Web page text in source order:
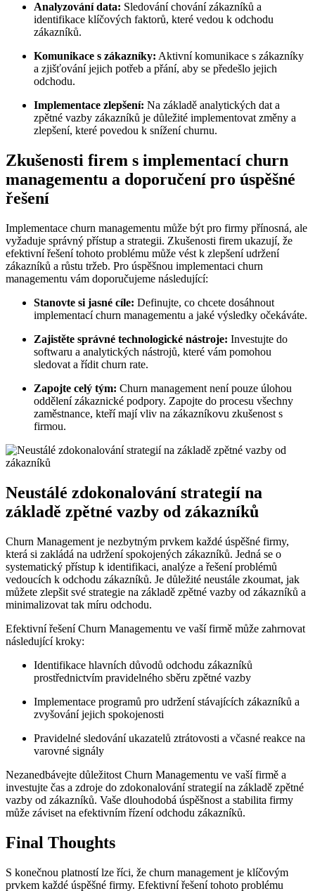
Analyzování data: Sledování chování zákazníků a
identifikace klíčových faktorů, které vedou k odchodu
zákazníků.
Komunikace s zákazníky: Aktivní komunikace s zákazníky
a zjišťování jejich potřeb a přání, aby se předešlo jejich
odchodu.
Implementace zlepšení: Na základě analytických dat a
zpětné vazby zákazníků je důležité implementovat změny a
zlepšení, které povedou k snížení churnu.
Zkušenosti firem s implementací churn
managementu a doporučení pro úspěšné
řešení
Implementace churn managementu může být pro firmy přínosná, ale
vyžaduje správný přístup a strategii. Zkušenosti firem ukazují, že
efektivní řešení tohoto problému může vést k zlepšení udržení
zákazníků a růstu tržeb. Pro úspěšnou implementaci churn
managementu vám doporučujeme následující:
Stanovte si jasné cíle: Definujte, co chcete dosáhnout
implementací churn managementu a jaké výsledky očekáváte.
Zajistěte správné technologické nástroje: Investujte do
softwaru a analytických nástrojů, které vám pomohou
sledovat a řídit churn rate.
Zapojte celý tým: Churn management není pouze úlohou
oddělení zákaznické podpory. Zapojte do procesu všechny
zaměstnance, kteří mají vliv na zákazníkovu zkušenost s
firmou.
Neustálé zdokonalování strategií na
základě zpětné vazby od zákazníků
Churn Management je nezbytným prvkem každé úspěšné firmy,
která si zakládá na udržení spokojených zákazníků. Jedná se o
systematický přístup k identifikaci, analýze a řešení problémů
vedoucích k odchodu zákazníků. Je důležité neustále zkoumat, jak
můžete zlepšit své strategie na základě zpětné vazby od zákazníků a
minimalizovat tak míru odchodu.
Efektivní řešení Churn Managementu ve vaší firmě může zahrnovat
následující kroky:
Identifikace hlavních důvodů odchodu zákazníků
prostřednictvím pravidelného sběru zpětné vazby
Implementace programů pro udržení stávajících zákazníků a
zvyšování jejich spokojenosti
Pravidelné sledování ukazatelů ztrátovosti a včasné reakce na
varovné signály
Nezanedbávejte důležitost Churn Managementu ve vaší firmě a
investujte čas a zdroje do zdokonalování strategií na základě zpětné
vazby od zákazníků. Vaše dlouhodobá úspěšnost a stabilita firmy
může záviset na efektivním řízení odchodu zákazníků.
Final Thoughts
S konečnou platností lze říci, že churn management je klíčovým
prvkem každé úspěšné firmy. Efektivní řešení tohoto problému